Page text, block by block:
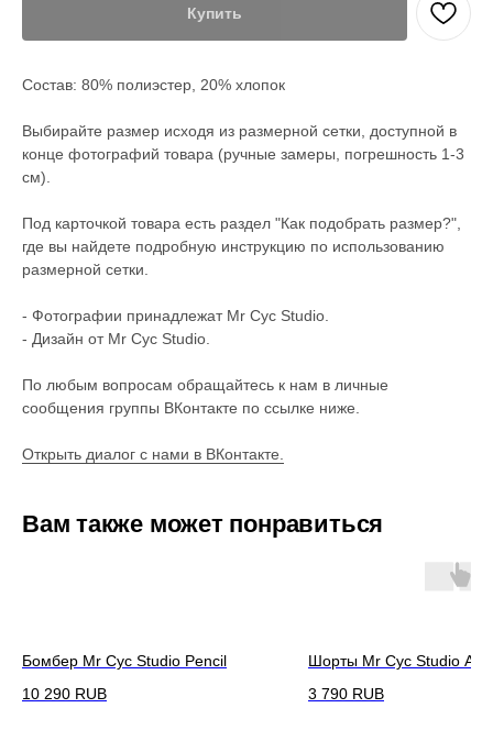
Купить
Состав: 80% полиэстер, 20% хлопок
Выбирайте размер исходя из размерной сетки, доступной в
конце фотографий товара (ручные замеры, погрешность 1-3
см).
Под карточкой товара есть раздел "Как подобрать размер?",
где вы найдете подробную инструкцию по использованию
размерной сетки.
- Фотографии принадлежат Mr Cyc Studio.
- Дизайн от Mr Cyc Studio.
По любым вопросам обращайтесь к нам в личные
сообщения группы ВКонтакте по ссылке ниже.
Открыть диалог с нами в ВКонтакте.
Вам также может понравиться
Бомбер Mr Cyc Studio Pencil
10 290 RUB
Шорты Mr Cyc Studio
3 790 RUB